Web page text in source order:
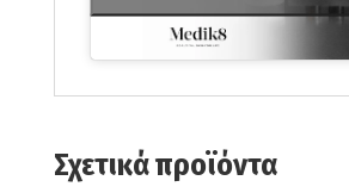
Σχετικά προϊόντα